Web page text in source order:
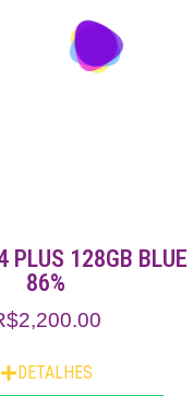
PLUS 128GB BLUE
86%
2,200.00
DETALHES